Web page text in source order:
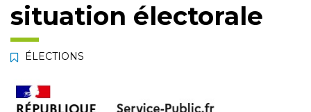
situation électorale
ÉLECTIONS